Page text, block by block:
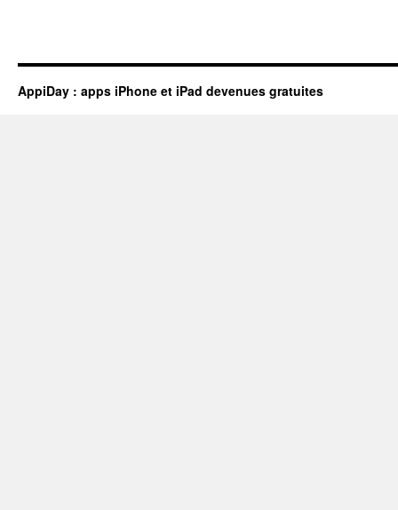
AppiDay : apps iPhone et iPad devenues gratuites